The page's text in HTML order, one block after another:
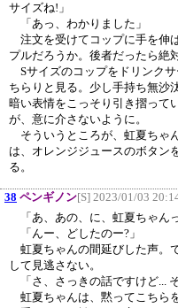
サイズね!」
「あっ、わかりました」
注文を受けてコップに手を伸
プルだろうか。後者だったら絶
Sサイズのコップをドリンク
ちらりと見る。少し手持ち無沙
暗い表情をこっそり引き摺って
が、意に介さないように。
そういうところが、虹夏ちゃ
は、オレンジジュースのボタン
る。
38 ペンギノン[S] 2023/01/03
「あ、あの、に、虹夏ちゃんっ
「んー、どしたのー?」
虹夏ちゃんの間延びした声。
して見逃さない。
「さ、さっきの話ですけど...
虹夏ちゃんは、黙ってこちら